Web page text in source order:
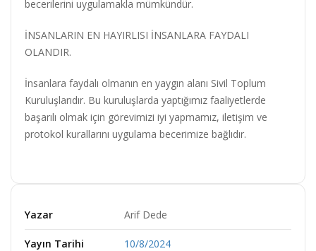
becerilerini uygulamakla mümkündür.
İNSANLARIN EN HAYIRLISI İNSANLARA FAYDALI
OLANDIR.
İnsanlara faydalı olmanın en yaygın alanı Sivil Toplum
Kuruluşlarıdır. Bu kuruluşlarda yaptığımız faaliyetlerde
başarılı olmak için görevimizi iyi yapmamız, iletişim ve
protokol kurallarını uygulama becerimize bağlıdır.
Yazar Arif Dede
Yayın Tarihi 10/8/2024